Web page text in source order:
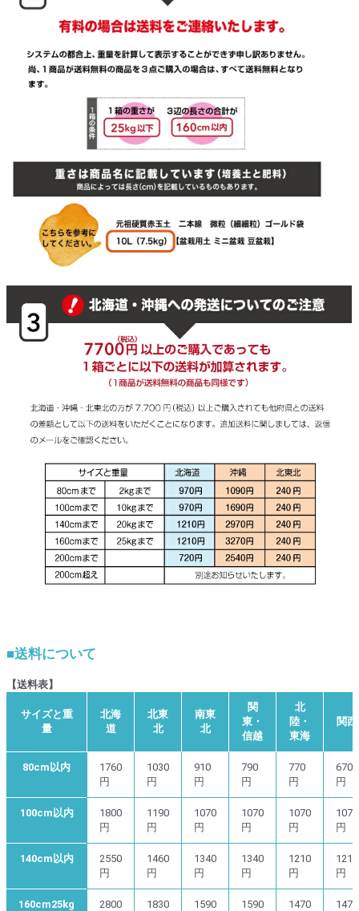
■送料について
【送料表】
サイズと重
量
北海
道
北東
北
南東
北
関
東・
信越
北
陸・
東海
関西
80cm以内
1760
円
1030
円
910
円
790
円
770
円
670
円
100cm以内
1800
円
1190
円
1070
円
1070
円
1070
円
1070
円
140cm以内
2550
円
1460
円
1340
円
1340
円
1210
円
1210
円
160cm25kg
2800
1830
1590
1590
1470
1470